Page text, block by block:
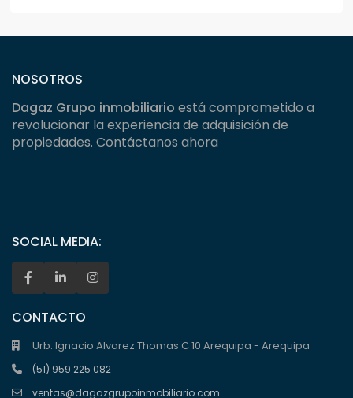
NOSOTROS
Dagaz Grupo inmobiliario está comprometido a
revolucionar la experiencia de adquisición de
propiedades. Contáctanos ahora
SOCIAL MEDIA:
CONTACTO
Urb. Ignacio Alvarez Thomas C 10 Arequipa - Arequipa
(51) 959 225 082
ventas@dagazgrupoinmobiliario.com